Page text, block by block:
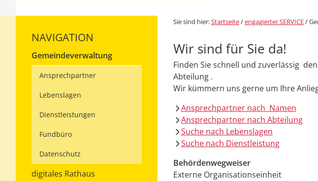
NAVIGATION
Gemeindeverwaltung
Ansprechpartner
Lebenslagen
Dienstleistungen
Fundbüro
Datenschutz
digitales Rathaus
Sie sind hier:Startseite/engagierter SERVICE/
Wir sind für Sie da!
Finden Sie schnell und zuverlässig
Abteilung .
Wir kümmern uns gerne um Ihre
Ansprechpartner nach Namen
Ansprechpartner nach Abteilung
Suche nach Lebenslagen
Suche nach Dienstleistung
Behördenwegweiser
Externe Organisationseinheit